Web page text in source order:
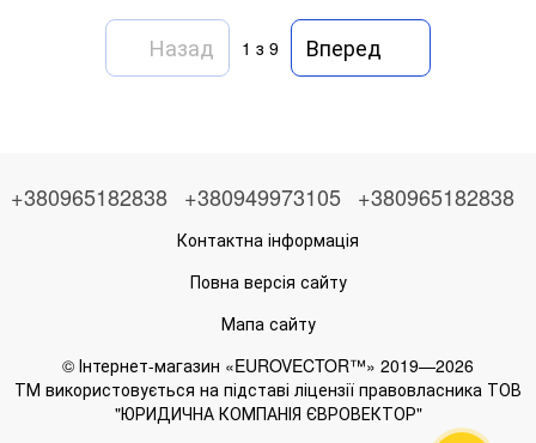
Назад 1 з 9 Вперед
+380965182838 +380949973105 +380965182838
Контактна інформація
Повна версія сайту
Мапа сайту
© Інтернет-магазин «EUROVECTOR™» 2019—2026
ТМ використовується на підставі ліцензії правовласника ТОВ
"ЮРИДИЧНА КОМПАНІЯ ЄВРОВЕКТОР"